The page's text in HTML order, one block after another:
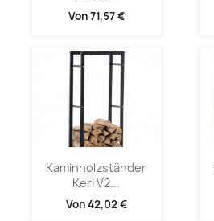
Von71,57 €
Kaminholzständer
Keri V2...
Von42,02 €